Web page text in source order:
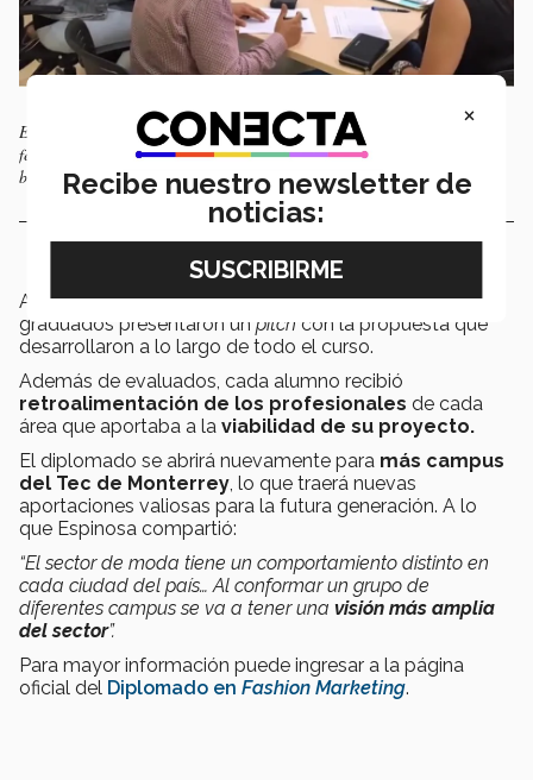
El Diplomado en "Fashion Marketing" inició de manera presencial en
febrero de este año y su transformación virtual permitió mayores
beneficios para los estudiantes.
Ante los 6 jueces-profesores antes mencionados, los
graduados presentaron un pitch con la propuesta que
desarrollaron a lo largo de todo el curso.
Además de evaluados, cada alumno recibió
retroalimentación de los profesionales de cada
área que aportaba a la viabilidad de su proyecto.
El diplomado se abrirá nuevamente para más campus
del Tec de Monterrey, lo que traerá nuevas
aportaciones valiosas para la futura generación. A lo
que Espinosa compartió:
“El sector de moda tiene un comportamiento distinto en
cada ciudad del país… Al conformar un grupo de
diferentes campus se va a tener una visión más amplia
del sector”.
Para mayor información puede ingresar a la página
oficial del Diplomado en Fashion Marketing.
×
Recibe nuestro newsletter de
noticias: